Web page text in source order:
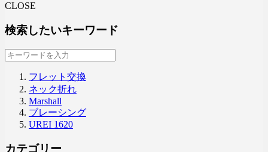
CLOSE
検索したいキーワード
フレット交換
ネック折れ
Marshall
ブレーシング
UREI 1620
カテゴリー